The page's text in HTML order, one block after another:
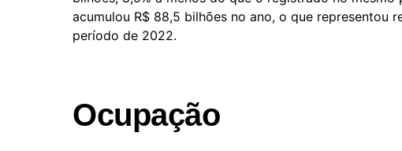
acumulou R$ 88,5 bilhões no ano, o que representou
período de 2022.
Ocupação